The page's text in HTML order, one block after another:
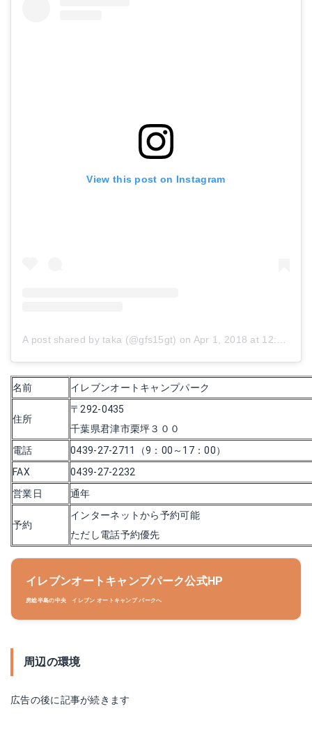
View this post on Instagram
A post shared by taka (@gfs15gt) on Apr 1, 2018 at 12:07am PDT
名前 イレブンオートキャンプパーク
住所
〒292-0435
千葉県君津市栗坪３００
電話
0439-27-2711（9：00～17：00）
FAX
0439-27-2232
営業日
通年
予約
インターネットから予約可能
ただし電話予約優先
イレブンオートキャンプパーク公式HP
房総半島の中央 イレブン オートキャンプ パークへ
周辺の環境
広告の後に記事が続きます